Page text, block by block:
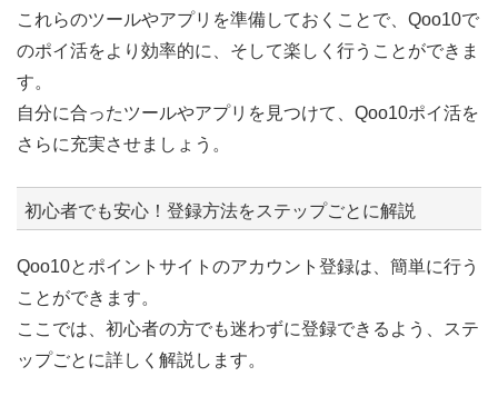
これらのツールやアプリを準備しておくことで、Qoo10で
のポイ活をより効率的に、そして楽しく行うことができま
す。
自分に合ったツールやアプリを見つけて、Qoo10ポイ活を
さらに充実させましょう。
初心者でも安心！登録方法をステップごとに解説
Qoo10とポイントサイトのアカウント登録は、簡単に行う
ことができます。
ここでは、初心者の方でも迷わずに登録できるよう、ステ
ップごとに詳しく解説します。